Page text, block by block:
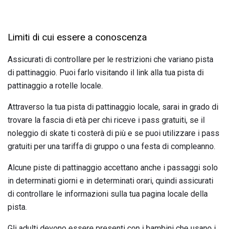
Limiti di cui essere a conoscenza
Assicurati di controllare per le restrizioni che variano pista
di pattinaggio. Puoi farlo visitando il link alla tua pista di
pattinaggio a rotelle locale.
Attraverso la tua pista di pattinaggio locale, sarai in grado di
trovare la fascia di età per chi riceve i pass gratuiti, se il
noleggio di skate ti costerà di più e se puoi utilizzare i pass
gratuiti per una tariffa di gruppo o una festa di compleanno.
Alcune piste di pattinaggio accettano anche i passaggi solo
in determinati giorni e in determinati orari, quindi assicurati
di controllare le informazioni sulla tua pagina locale della
pista.